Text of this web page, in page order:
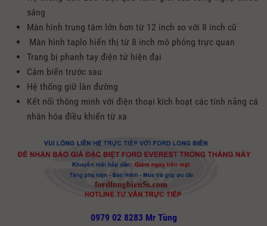
sáng
Màn hình trung tâm lớn hơn từ 12 inch so với 8 inch cũ
Màn hình taplo hiển thị từ 8 inch mô phỏng trực quan
Trang bị phanh tay điện tử hiện đại
Cảm biến trước sau
Hệ thống giữ làn đường
Kết nối thông minh với điện thoại kích hoạt các tính năng cá
nhân hóa điều khiển từ xa
0979 02 8283 Mr Tùng